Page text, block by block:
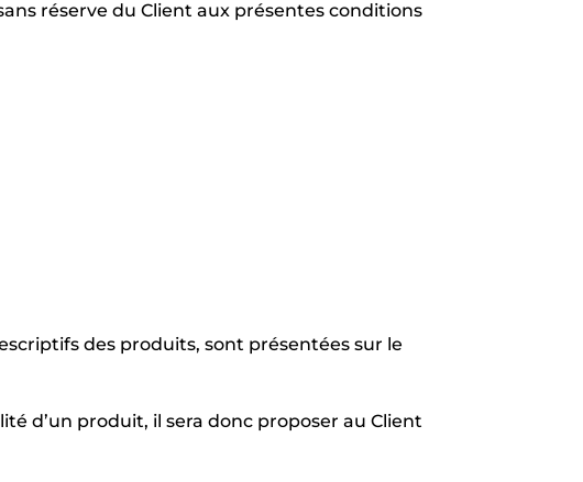
réserve du Client aux présentes conditions
des produits, sont présentées sur le
d’un produit, il sera donc proposer au Client